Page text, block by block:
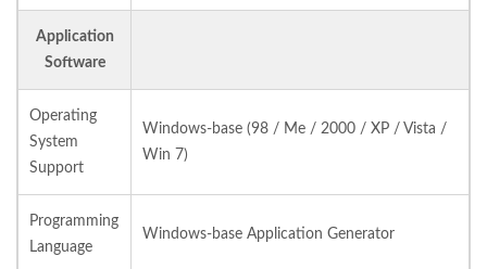
Application
Software
Operating
System
Support
Windows-base (98 / Me / 2000 / XP / Vista /
Win 7)
Programming
Language
Windows-base Application Generator